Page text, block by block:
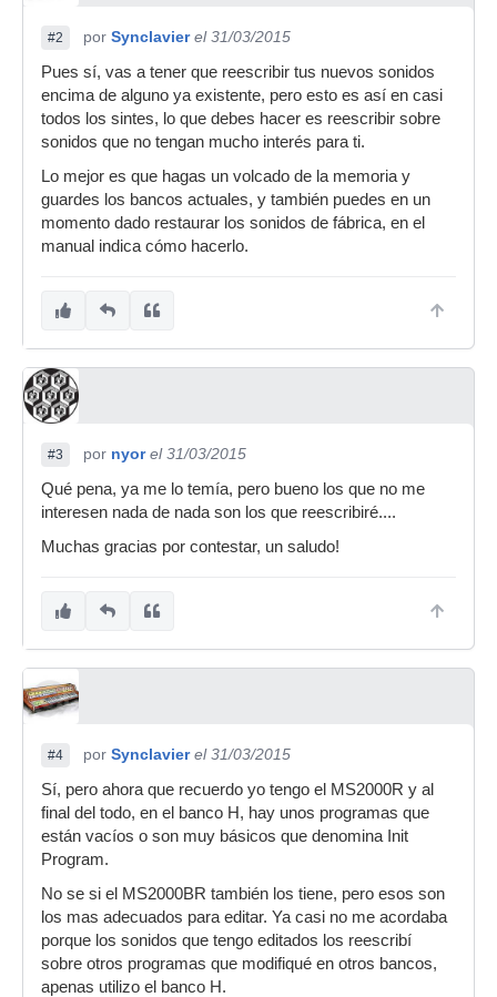
#2 por Synclavier el 31/03/2015
Pues sí, vas a tener que reescribir tus nuevos sonidos
encima de alguno ya existente, pero esto es así en casi
todos los sintes, lo que debes hacer es reescribir sobre
sonidos que no tengan mucho interés para ti.
Lo mejor es que hagas un volcado de la memoria y
guardes los bancos actuales, y también puedes en un
momento dado restaurar los sonidos de fábrica, en el
manual indica cómo hacerlo.
#3 por nyor el 31/03/2015
Qué pena, ya me lo temía, pero bueno los que no me
interesen nada de nada son los que reescribiré....
Muchas gracias por contestar, un saludo!
#4 por Synclavier el 31/03/2015
Sí, pero ahora que recuerdo yo tengo el MS2000R y al
final del todo, en el banco H, hay unos programas que
están vacíos o son muy básicos que denomina Init
Program.
No se si el MS2000BR también los tiene, pero esos son
los mas adecuados para editar. Ya casi no me acordaba
porque los sonidos que tengo editados los reescribí
sobre otros programas que modifiqué en otros bancos,
apenas utilizo el banco H.